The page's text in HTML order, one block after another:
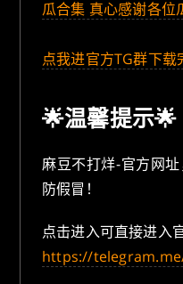
瓜合集 真心感谢各
点我进官方TG群下
🌟温馨提示🌟
麻豆不打烊-官方网
防假冒！
点击进入可直接进入
https://